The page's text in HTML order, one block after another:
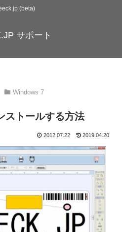
(beta)
サポート
Windows 7
ストールする方法
2012.07.22 2019.04.20